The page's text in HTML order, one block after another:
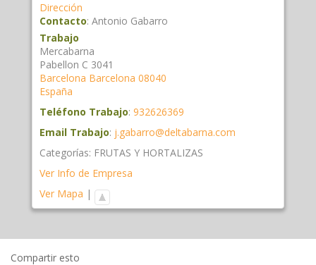
Dirección
Contacto: Antonio Gabarro
Trabajo
Mercabarna
Pabellon C 3041
Barcelona Barcelona 08040
España
Teléfono Trabajo: 932626369
Email Trabajo: j.gabarro@deltabarna.com
Categorías: FRUTAS Y HORTALIZAS
Ver Info de Empresa
Ver Mapa |
Compartir esto